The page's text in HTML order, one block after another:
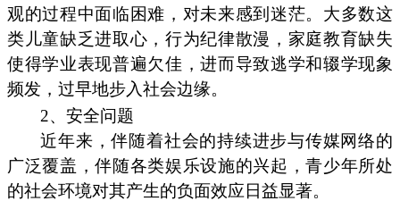
观的过程中面临困难，对未来感到迷茫。大多数这
类儿童缺乏进取心，行为纪律散漫，家庭教育缺失
使得学业表现普遍欠佳，进而导致逃学和辍学现象
频发，过早地步入社会边缘。
2、安全问题
近年来，伴随着社会的持续进步与传媒网络的
广泛覆盖，伴随各类娱乐设施的兴起，青少年所处
的社会环境对其产生的负面效应日益显著。